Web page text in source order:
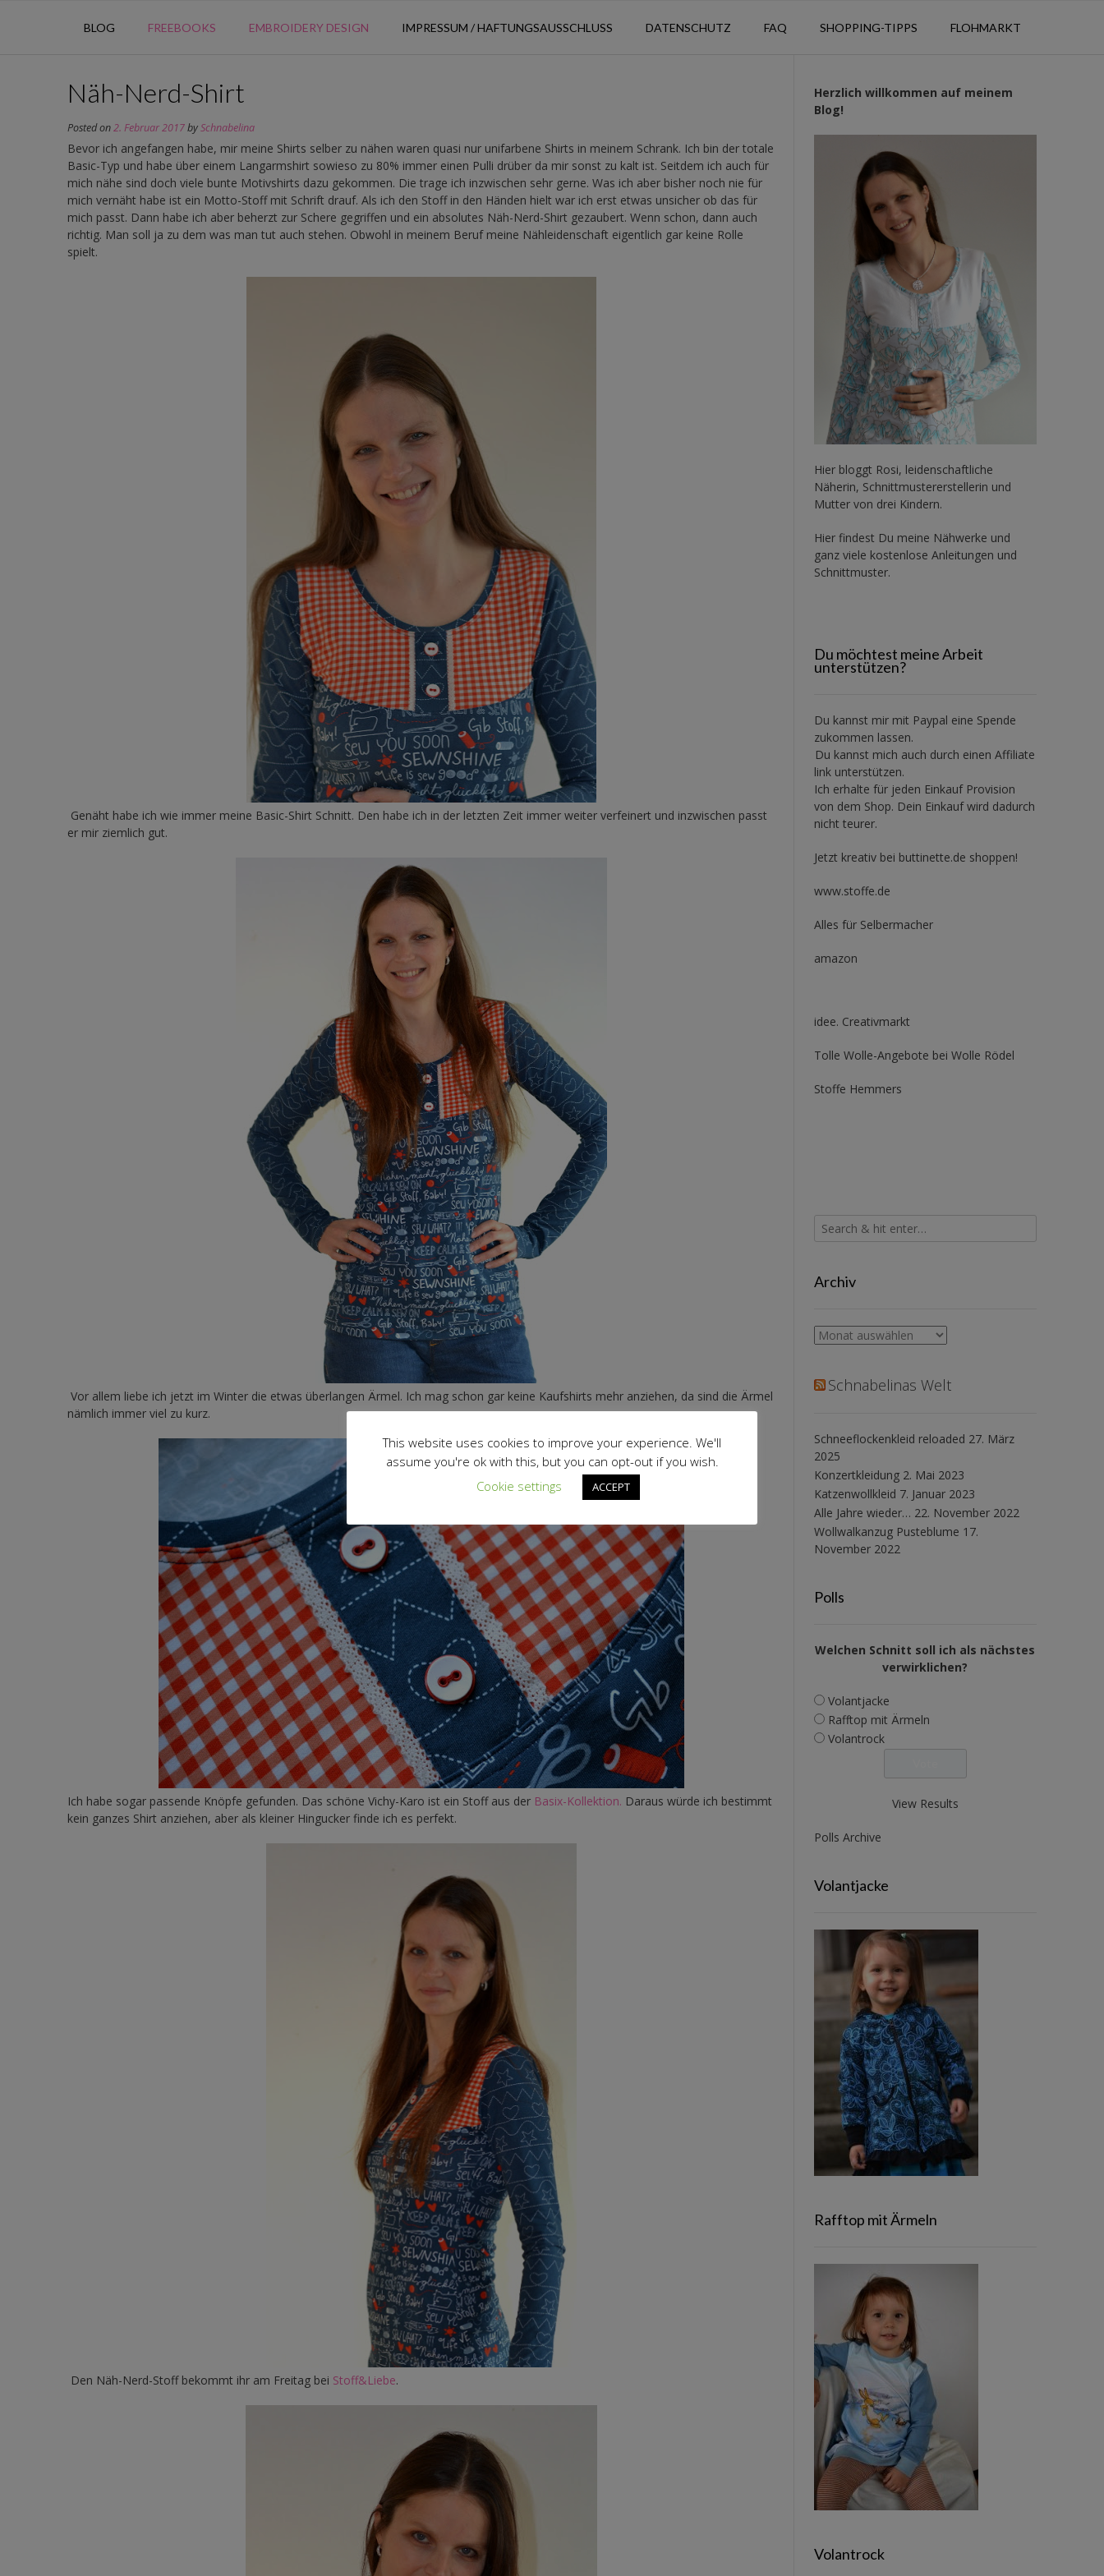
BLOG FREEBOOKS EMBROIDERY DESIGN IMPRESSUM / HAFTUNGSAUSSCHLUSS DATENSCHUTZ FAQ SHOPPING-TIPPS FLOHMARKT
Näh-Nerd-Shirt
Posted on2. Februar 2017bySchnabelina
Bevor ich angefangen habe, mir meine Shirts selber zu nähen waren quasi nur unifarbene Shirts in meinem Schrank. Ich bin der totale
Basic-Typ und habe über einem Langarmshirt sowieso zu 80% immer einen Pulli drüber da mir sonst zu kalt ist. Seitdem ich auch für
mich nähe sind doch viele bunte Motivshirts dazu gekommen. Die trage ich inzwischen sehr gerne. Was ich aber bisher noch nie für
mich vernäht habe ist ein Motto-Stoff mit Schrift drauf. Als ich den Stoff in den Händen hielt war ich erst etwas unsicher ob das für
mich passt. Dann habe ich aber beherzt zur Schere gegriffen und ein absolutes Näh-Nerd-Shirt gezaubert. Wenn schon, dann auch
richtig. Man soll ja zu dem was man tut auch stehen. Obwohl in meinem Beruf meine Nähleidenschaft eigentlich gar keine Rolle
spielt.
Genäht habe ich wie immer meine Basic-Shirt Schnitt. Den habe ich in der letzten Zeit immer weiter verfeinert und inzwischen passt
er mir ziemlich gut.
Vor allem liebe ich jetzt im Winter die etwas überlangen Ärmel. Ich mag schon gar keine Kaufshirts mehr anziehen, da sind die Ärmel
nämlich immer viel zu kurz.
Ich habe sogar passende Knöpfe gefunden. Das schöne Vichy-Karo ist ein Stoff aus der Basix-Kollektion. Daraus würde ich bestimmt
kein ganzes Shirt anziehen, aber als kleiner Hingucker finde ich es perfekt.
Den Näh-Nerd-Stoff bekommt ihr am Freitag bei Stoff&Liebe.
Herzlich willkommen auf meinem
Blog!
Hier bloggt Rosi, leidenschaftliche
Näherin, Schnittmustererstellerin und
Mutter von drei Kindern.
Hier findest Du meine Nähwerke und
ganz viele kostenlose Anleitungen und
Schnittmuster.
Du möchtest meine Arbeit
unterstützen?
Du kannst mir mit Paypal eine Spende
zukommen lassen.
Du kannst mich auch durch einen Affiliate
link unterstützen.
Ich erhalte für jeden Einkauf Provision
von dem Shop. Dein Einkauf wird dadurch
nicht teurer.
Jetzt kreativ bei buttinette.de shoppen!
www.stoffe.de
Alles für Selbermacher
amazon
idee. Creativmarkt
Tolle Wolle-Angebote bei Wolle Rödel
Stoffe Hemmers
Archiv
Archiv
Schnabelinas Welt
Schneeflockenkleid reloaded 27. März
2025
Konzertkleidung 2. Mai 2023
Katzenwollkleid 7. Januar 2023
Alle Jahre wieder… 22. November 2022
Wollwalkanzug Pusteblume 17.
November 2022
Polls
Welchen Schnitt soll ich als nächstes
verwirklichen?
Volantjacke
Rafftop mit Ärmeln
Volantrock
View Results
Polls Archive
Volantjacke
Rafftop mit Ärmeln
Volantrock
This website uses cookies to improve your experience. We'll
assume you're ok with this, but you can opt-out if you wish.
Cookie settings
ACCEPT